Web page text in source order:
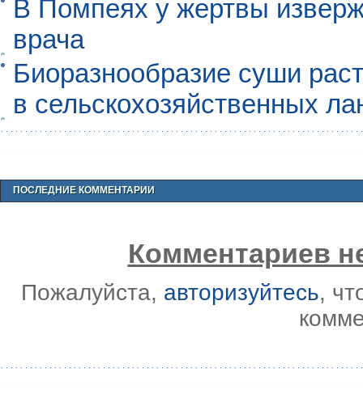
В Помпеях у жертвы
врача
Биоразнообразие суши
в сельскохозяйственных
ПОСЛЕДНИЕ КОММЕНТАРИИ
Комментариев
Пожалуйста, авторизуйтесь,